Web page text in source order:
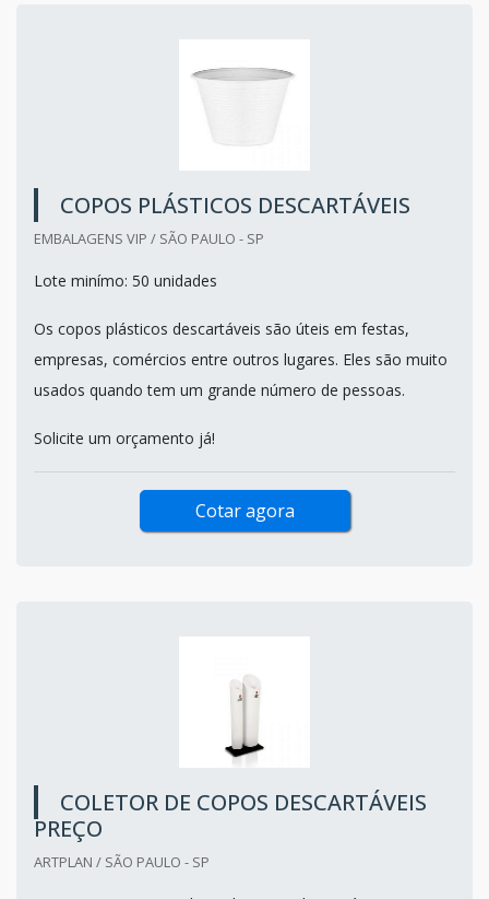
COPOS PLÁSTICOS DESCARTÁVEIS
EMBALAGENS VIP / SÃO PAULO - SP
Lote minímo: 50 unidades
Os copos plásticos descartáveis são úteis em festas,
empresas, comércios entre outros lugares. Eles são muito
usados quando tem um grande número de pessoas.
Solicite um orçamento já!
Cotar agora
COLETOR DE COPOS DESCARTÁVEIS
PREÇO
ARTPLAN / SÃO PAULO - SP